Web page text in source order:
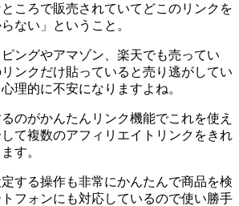
ころで販売されていてどこのリンクを
ない」ということ。
ングやアマゾン、楽天でも売ってい
ンクだけ貼っていると売り逃がしてい
理的に不安になりますよね。
のがかんたんリンク機能でこれを使え
て複数のアフィリエイトリンクをきれ
す。
する操作も非常にかんたんで商品を検
フォンにも対応しているので使い勝手